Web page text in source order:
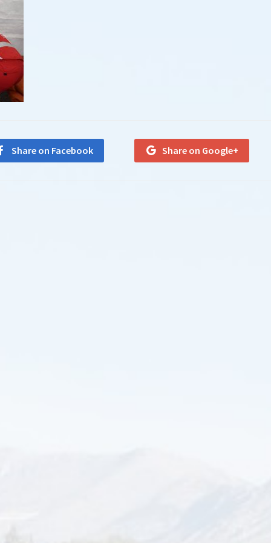
Share on Facebook Share on Google+